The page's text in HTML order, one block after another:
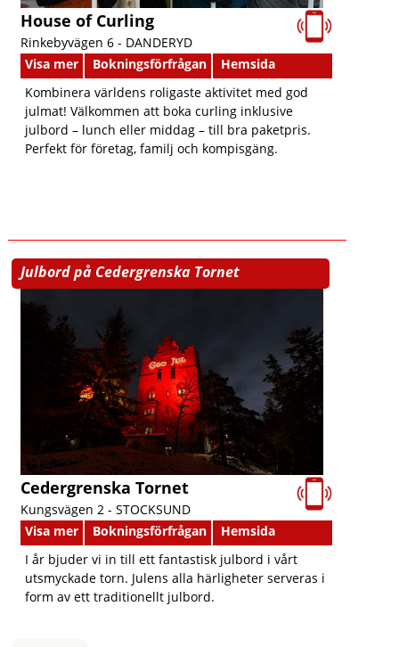
House of Curling
Rinkebyvägen 6 - DANDERYD
Visa mer
Bokningsförfrågan
Hemsida
Kombinera världens roligaste aktivitet med god
julmat! Välkommen att boka curling inklusive
julbord – lunch eller middag – till bra paketpris.
Perfekt för företag, familj och kompisgäng.
Julbord på Cedergrenska Tornet
Cedergrenska Tornet
Kungsvägen 2 - STOCKSUND
Visa mer
Bokningsförfrågan
Hemsida
I år bjuder vi in till ett fantastisk julbord i vårt
utsmyckade torn. Julens alla härligheter serveras i
form av ett traditionellt julbord.